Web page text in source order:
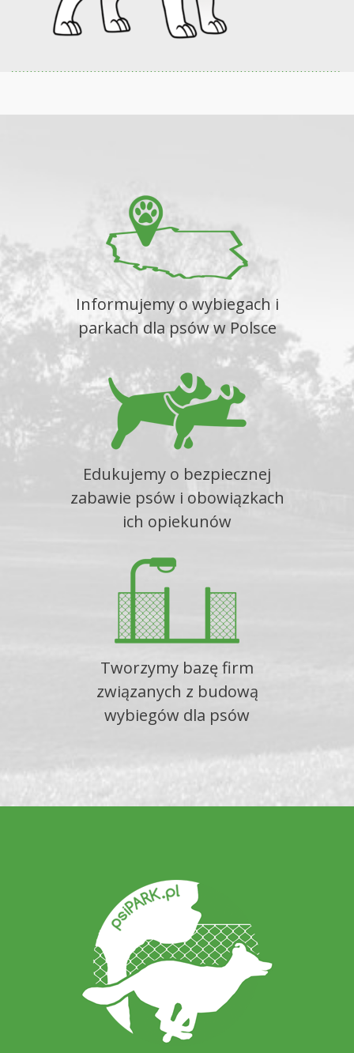
Informujemy o wybiegach i
parkach dla psów w Polsce
Edukujemy o bezpiecznej
zabawie psów i obowiązkach
ich opiekunów
Tworzymy bazę firm
związanych z budową
wybiegów dla psów